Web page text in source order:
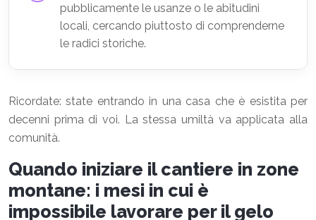
pubblicamente le usanze o le abitudini
locali, cercando piuttosto di comprenderne
le radici storiche.
Ricordate: state entrando in una casa che è esistita per
decenni prima di voi. La stessa umiltà va applicata alla
comunità.
Quando iniziare il cantiere in zone
montane: i mesi in cui è
impossibile lavorare per il gelo